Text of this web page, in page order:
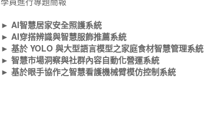
► AI智慧居家安全照護系統
► AI穿搭辨識與智慧服飾推薦系統
► 基於 YOLO 與大型語言模型之家庭食材智慧管理系統
► 智慧市場洞察與社群內容自動化營運系統
► 基於眼手協作之智慧看護機械臂模仿控制系統